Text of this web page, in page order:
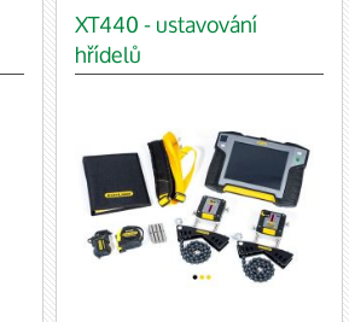
XT440 - ustavování
hřídelů